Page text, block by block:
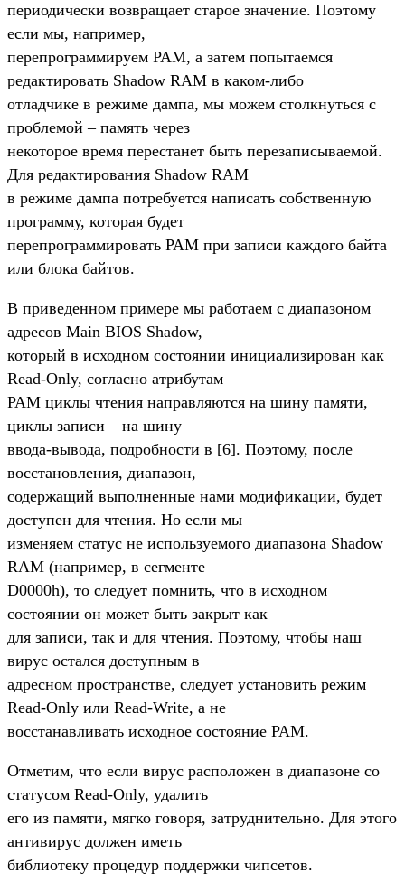
периодически возвращает старое значение. Поэтому
если мы, например,
перепрограммируем PAM, а затем попытаемся
редактировать Shadow RAM в каком-либо
отладчике в режиме дампа, мы можем столкнуться с
проблемой – память через
некоторое время перестанет быть перезаписываемой.
Для редактирования Shadow RAM
в режиме дампа потребуется написать собственную
программу, которая будет
перепрограммировать PAM при записи каждого байта
или блока байтов.
В приведенном примере мы работаем с диапазоном
адресов Main BIOS Shadow,
который в исходном состоянии инициализирован как
Read-Only, согласно атрибутам
PAM циклы чтения направляются на шину памяти,
циклы записи – на шину
ввода-вывода, подробности в [6]. Поэтому, после
восстановления, диапазон,
содержащий выполненные нами модификации, будет
доступен для чтения. Но если мы
изменяем статус не используемого диапазона Shadow
RAM (например, в сегменте
D0000h), то следует помнить, что в исходном
состоянии он может быть закрыт как
для записи, так и для чтения. Поэтому, чтобы наш
вирус остался доступным в
адресном пространстве, следует установить режим
Read-Only или Read-Write, а не
восстанавливать исходное состояние PAM.
Отметим, что если вирус расположен в диапазоне со
статусом Read-Only, удалить
его из памяти, мягко говоря, затруднительно. Для этого
антивирус должен иметь
библиотеку процедур поддержки чипсетов.